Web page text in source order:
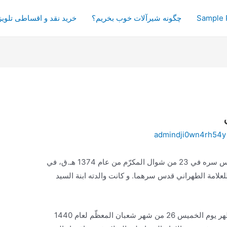
Sample چگونه شیرآلات خوب بخریم؟ خرید نقد و اقساطی
admindji0wn4rh54y
ولد السيد محمد محسن الطهراني قدس سره في 23 من شوال ‌المكرّم من عام 1374 هـ.ق، في
الطهراني قدس سرهما. و كانت والدته ابنة السيد
ظهر يوم الخميس 26 من شهر شعبان ‌المعظّم لعام 1440